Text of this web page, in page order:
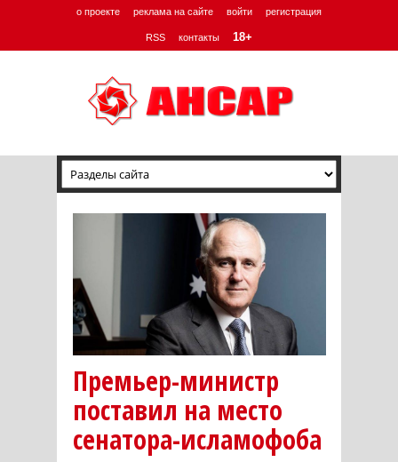
о проекте реклама на сайте войти регистрация
RSS контакты 18+
Премьер-министр
поставил на место
сенатора-исламофоба